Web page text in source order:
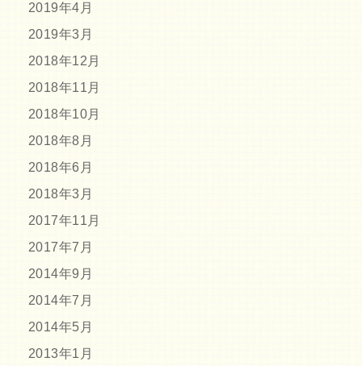
2019年4月
2019年3月
2018年12月
2018年11月
2018年10月
2018年8月
2018年6月
2018年3月
2017年11月
2017年7月
2014年9月
2014年7月
2014年5月
2013年1月